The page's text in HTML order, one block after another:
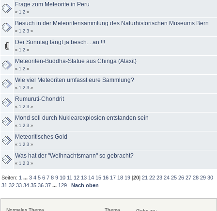
Frage zum Meteorite in Peru
« 1 2 »
Besuch in der Meteoritensammlung des Naturhistorischen Museums Bern
« 1 2 3 »
Der Sonntag fängt ja besch... an !!!
« 1 2 »
Meteoriten-Buddha-Statue aus Chinga (Ataxit)
« 1 2 »
Wie viel Meteoriten umfasst eure Sammlung?
« 1 2 3 »
Rumuruti-Chondrit
« 1 2 3 »
Mond soll durch Nuklearexplosion entstanden sein
« 1 2 3 »
Meteoritisches Gold
« 1 2 3 »
Was hat der "Weihnachtsmann" so gebracht?
« 1 2 3 »
Seiten: 1 ...3 4 5 6 7 8 9 10 11 12 13 14 15 16 17 18 19 [20]21 22 23 24 25 26 27 28 29 30
31 32 33 34 35 36 37 ... 129 Nach oben
Normales Thema Thema